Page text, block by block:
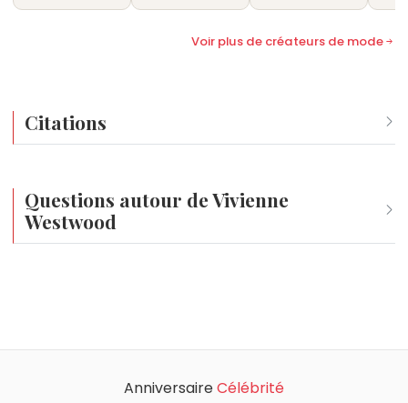
Voir plus de créateurs de mode
Citations
Questions autour de Vivienne
Westwood
Qui est mort le même jour que Vivienne Westwood ?
Ruggero Deodato,Ferdi Kübler
Quels créateurs de mode sont du signe Bélier comme
AnniversaireCélébrité